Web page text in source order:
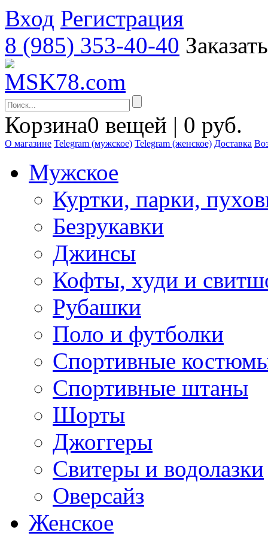
Вход Регистрация
8 (985) 353-40-40
Корзина0 вещей | 0 руб.
О магазине Telegram (мужское) Telegram (женское) Доставка
Мужское
Куртки, парки,
Безрукавки
Джинсы
Кофты, худи и
Рубашки
Поло и футболки
Спортивные
Спортивные штаны
Шорты
Джоггеры
Свитеры и водолазки
Оверсайз
Женское